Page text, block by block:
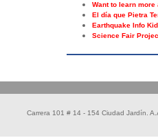
Want to learn more
El día que Pietra
Earthquake Info
Science Fair
Carrera 101 # 14 - 154 Ciudad Jardín.